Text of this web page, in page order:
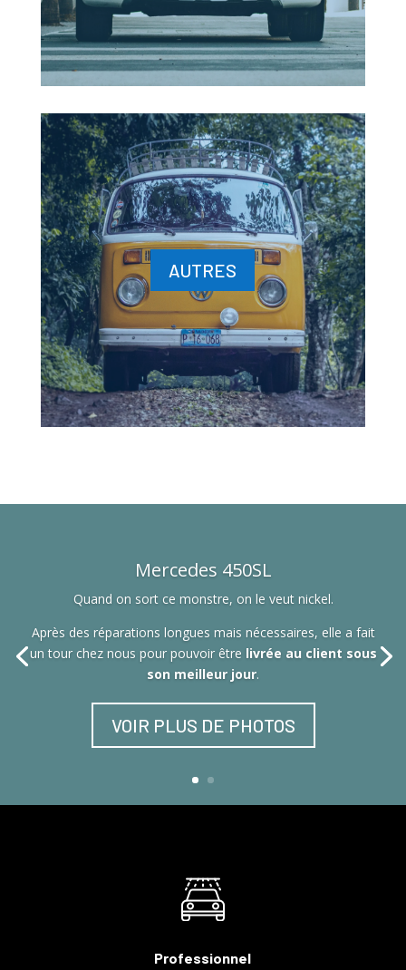
AUTRES
Mercedes 450SL
Quand on sort ce monstre, on le veut nickel.
Après des réparations longues mais nécessaires, elle a fait
un tour chez nous pour pouvoir être livrée au client sous
son meilleur jour.
VOIR PLUS DE PHOTOS
Professionnel